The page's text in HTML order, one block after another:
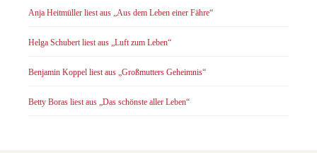
Anja Heitmüller liest aus „Aus dem Leben einer Fähre“
Helga Schubert liest aus „Luft zum Leben“
Benjamin Koppel liest aus „Großmutters Geheimnis“
Betty Boras liest aus „Das schönste aller Leben“